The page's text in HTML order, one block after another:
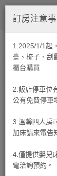
快
訂房注意
1.2025/1/1起
膏、梳子、刮
櫃台購買
2.飯店停車位
公有免費停車
3.溫馨四人房
加床請來電告
4.僅提供嬰兒
電洽詢預約。